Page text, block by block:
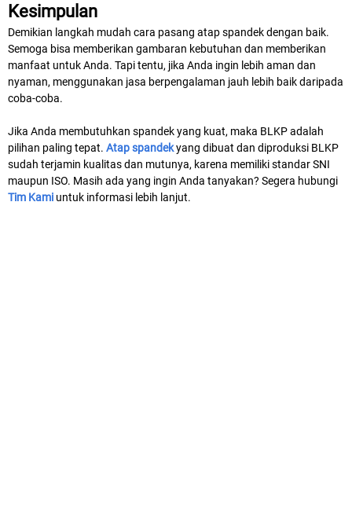
Kesimpulan
Demikian langkah mudah cara pasang atap spandek dengan baik.
Semoga bisa memberikan gambaran kebutuhan dan memberikan
manfaat untuk Anda. Tapi tentu, jika Anda ingin lebih aman dan
nyaman, menggunakan jasa berpengalaman jauh lebih baik daripada
coba-coba.
Jika Anda membutuhkan spandek yang kuat, maka BLKP adalah
pilihan paling tepat. Atap spandekyang dibuat dan diproduksi BLKP
sudah terjamin kualitas dan mutunya, karena memiliki standar SNI
maupun ISO. Masih ada yang ingin Anda tanyakan? Segera hubungi
Tim Kami untuk informasi lebih lanjut.